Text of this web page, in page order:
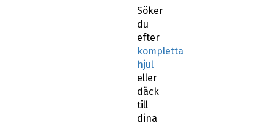
Söker
du
efter
kompletta
hjul
eller
däck
till
dina